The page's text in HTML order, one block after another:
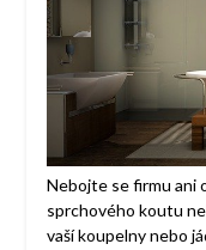
Nebojte se firmu ani
sprchového koutu
vaší koupelny nebo